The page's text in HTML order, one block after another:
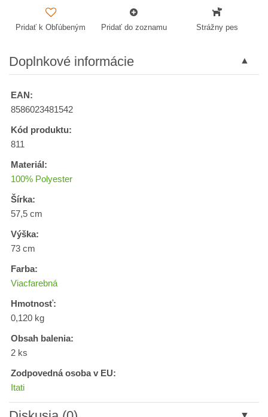
Pridať k Obľúbeným Pridať do zoznamu Strážny pes
Doplnkové informácie
EAN:
8586023481542
Kód produktu:
811
Materiál:
100% Polyester
Šírka:
57,5 cm
Výška:
73 cm
Farba:
Viacfarebná
Hmotnosť:
0,120 kg
Obsah balenia:
2 ks
Zodpovedná osoba v EU:
Itati